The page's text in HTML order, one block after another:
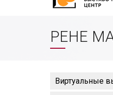
РЕНЕ
Виртуальные